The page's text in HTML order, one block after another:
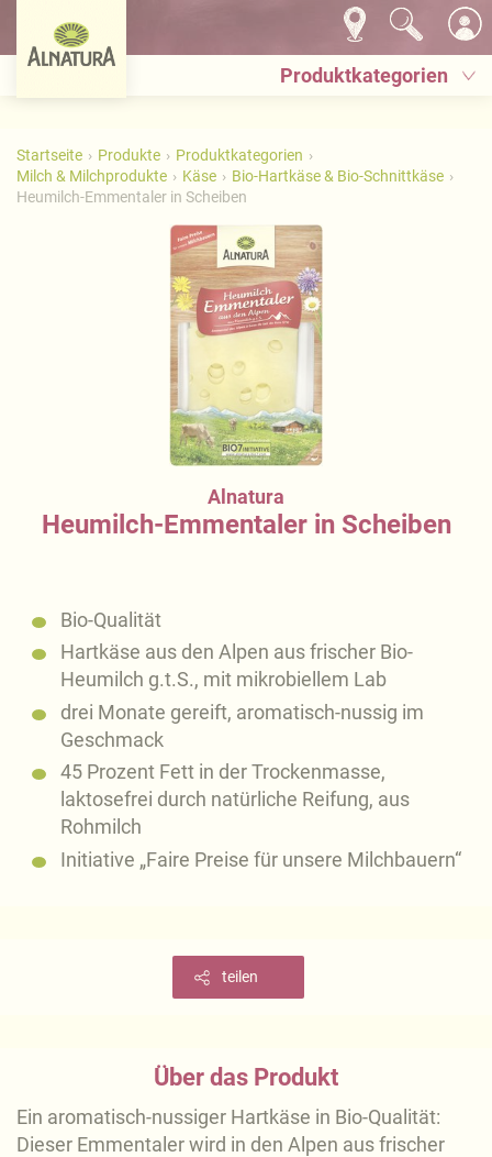
Produktkategorien
Startseite Produkte
Produktkategorien
Milch & Milchprodukte
Käse
Bio-Hartkäse & Bio-Schnittkäse
Heumilch-Emmentaler in Scheiben
Alnatura
Heumilch-Emmentaler in Scheiben
Bio-Qualität
Hartkäse aus den Alpen aus frischer Bio-
Heumilch g.t.S., mit mikrobiellem Lab
drei Monate gereift, aromatisch-nussig im
Geschmack
45 Prozent Fett in der Trockenmasse,
laktosefrei durch natürliche Reifung, aus
Rohmilch
Initiative „Faire Preise für unsere Milchbauern“
teilen
Über das Produkt
Ein aromatisch-nussiger Hartkäse in Bio-Qualität:
Dieser Emmentaler wird in den Alpen aus frischer